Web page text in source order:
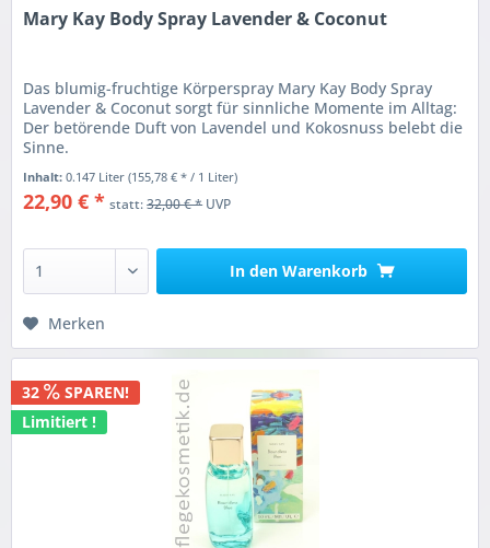
Mary Kay Body Spray Lavender & Coconut
Das blumig-fruchtige Körperspray Mary Kay Body Spray
Lavender & Coconut sorgt für sinnliche Momente im Alltag:
Der betörende Duft von Lavendel und Kokosnuss belebt die
Sinne.
Inhalt:0.147 Liter(155,78 € * / 1 Liter)
22,90 € * statt:32,00 € *UVP
In den Warenkorb
Merken
32
SPAREN!
Limitiert !